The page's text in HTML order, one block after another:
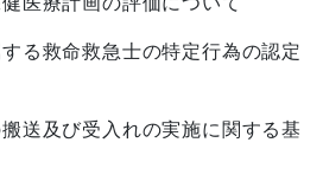
る救命救急士の特定行為の認定
送及び受入れの実施に関する基